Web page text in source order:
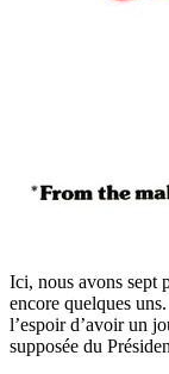
Ici, nous avons sept
encore quelques
l’espoir d’avoir un
supposée du